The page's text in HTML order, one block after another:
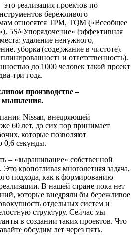
реализация проектов по
бережливого
относятся TPM, TQM («Всеобщее
5S/»Упорядочение» (эффективная
удаление ненужного,
уборка (содержание в чистоте),
и ответственность).
до 1000 человек такой проект
три года.
производстве –
мышления.
Nissan, внедряющей
60 лет, до сих пор принимает
которые позволяют
0,6 секунды.
– «выращивание» собственной
кропотливая многолетняя задача,
подхода, как к формированию
В нашей стране пока нет
которые внедряли бы бережливое
отдельных систем и
структуру. Сейчас мы
в создании таких проектов. Что
обсудим лет через пять.